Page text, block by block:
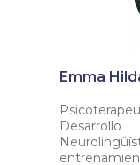
Emma